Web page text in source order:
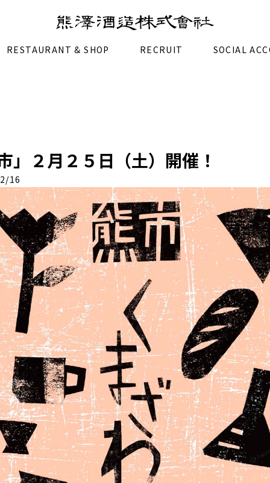
RESTAURANT & SHOP RECRUIT SOCIAL
」２月２５日（土）開催！
16